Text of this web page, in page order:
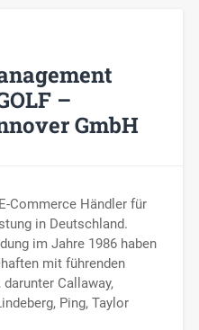
–
GmbH
Commerce Händler für
in Deutschland.
im Jahre 1986 haben
mit führenden
Callaway,
Ping, Taylor